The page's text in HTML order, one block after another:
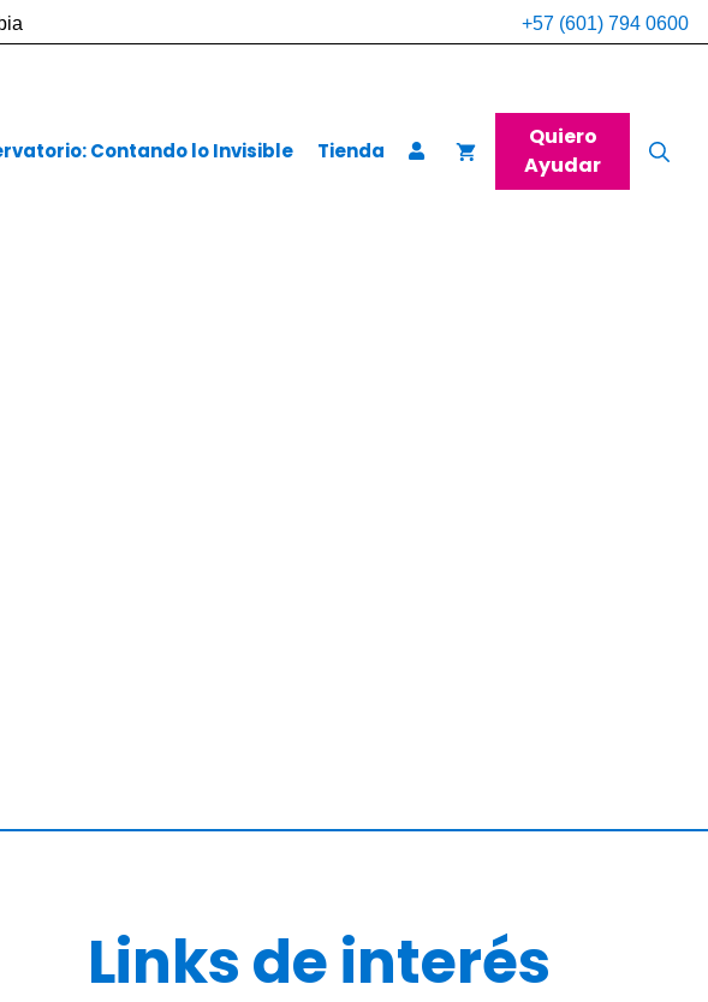
+57 (601) 794 0600
Contando lo Invisible Tienda
Quiero
Ayudar
Links de interés